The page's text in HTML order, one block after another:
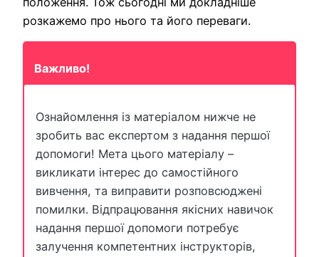
розкажемо про нього та його переваги.
Важливо!
Ознайомлення із матеріалом нижче не
зробить вас експертом з надання першої
допомоги! Мета цього матеріалу –
викликати інтерес до самостійного
вивчення, та виправити розповсюджені
помилки. Відпрацювання якісних навичок
надання першої допомоги потребує
залучення компетентних інструкторів,